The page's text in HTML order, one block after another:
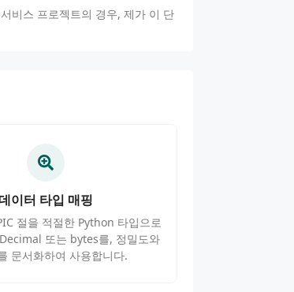
비스 프로젝트의 경우, 제가 이 단
이터 타입 매핑
절을 적절한 Python 타입으로
또는 bytes를, 정밀도와
문서화하여 사용합니다.